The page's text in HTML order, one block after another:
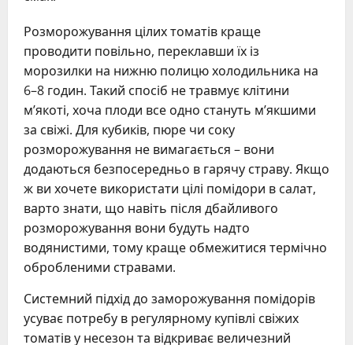
Розморожування цілих томатів краще
проводити повільно, переклавши їх із
морозилки на нижню полицю холодильника на
6–8 годин. Такий спосіб не травмує клітини
м’якоті, хоча плоди все одно стануть м’якшими
за свіжі. Для кубиків, пюре чи соку
розморожування не вимагається – вони
додаються безпосередньо в гарячу страву. Якщо
ж ви хочете використати цілі помідори в салат,
варто знати, що навіть після дбайливого
розморожування вони будуть надто
водянистими, тому краще обмежитися термічно
обробленими стравами.
Системний підхід до заморожування помідорів
усуває потребу в регулярному купівлі свіжих
томатів у несезон та відкриває величезний